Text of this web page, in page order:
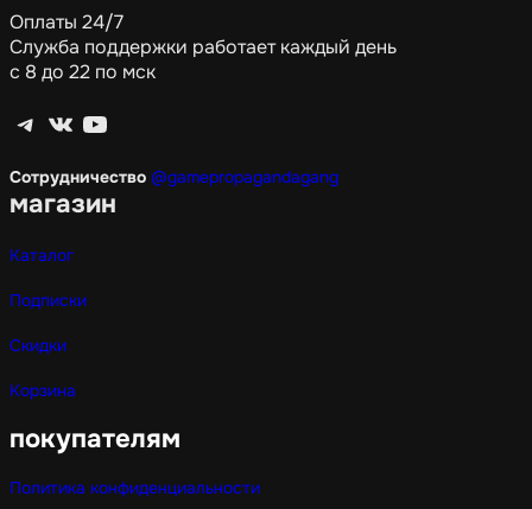
Оплаты 24/7
Служба поддержки работает каждый день
с 8 до 22 по мск
Telegram ВКонтакте YouTube
Сотрудничество @gamepropagandagang
магазин
Каталог
Подписки
Скидки
Корзина
покупателям
Политика конфиденциальности